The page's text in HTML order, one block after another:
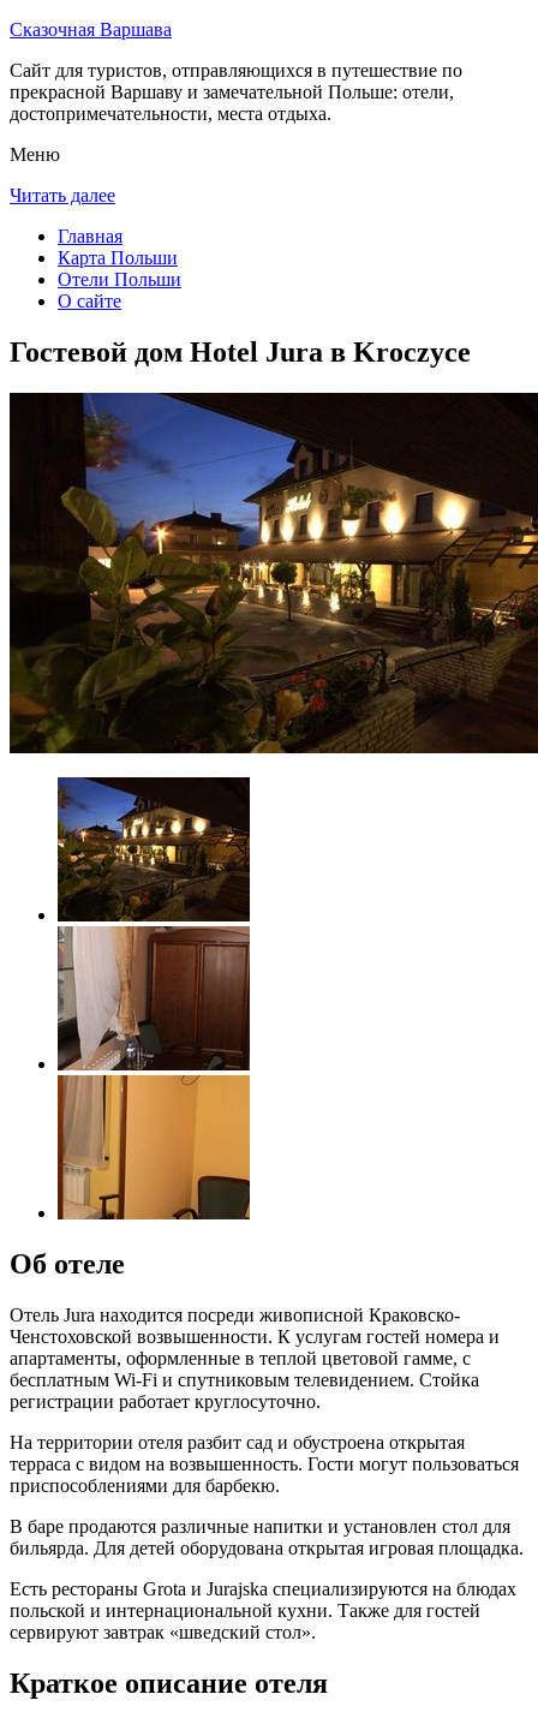
Сказочная Варшава
Сайт для туристов, отправляющихся в путешествие по
прекрасной Варшаву и замечательной Польше: отели,
достопримечательности, места отдыха.
Меню
Читать далее
Главная
Карта Польши
Отели Польши
О сайте
Гостевой дом Hotel Jura в Kroczyce
Об отеле
Отель Jura находится посреди живописной Краковско-
Ченстоховской возвышенности. К услугам гостей номера и
апартаменты, оформленные в теплой цветовой гамме, с
бесплатным Wi-Fi и спутниковым телевидением. Стойка
регистрации работает круглосуточно.
На территории отеля разбит сад и обустроена открытая
терраса с видом на возвышенность. Гости могут пользоваться
приспособлениями для барбекю.
В баре продаются различные напитки и установлен стол для
бильярда. Для детей оборудована открытая игровая площадка.
Есть рестораны Grota и Jurajska специализируются на блюдах
польской и интернациональной кухни. Также для гостей
сервируют завтрак «шведский стол».
Краткое описание отеля